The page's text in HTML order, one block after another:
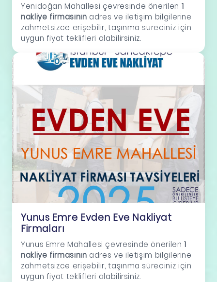
Yenidoğan Mahallesi çevresinde önerilen 1
nakliye firmasının adres ve iletişim bilgilerine
zahmetsizce erişebilir, taşınma süreciniz için
uygun fiyat teklifleri alabilirsiniz.
Yunus Emre Evden Eve Nakliyat
Firmaları
Yunus Emre Mahallesi çevresinde önerilen1
nakliye firmasının adres ve iletişim bilgilerine
zahmetsizce erişebilir, taşınma süreciniz için
uygun fiyat teklifleri alabilirsiniz.